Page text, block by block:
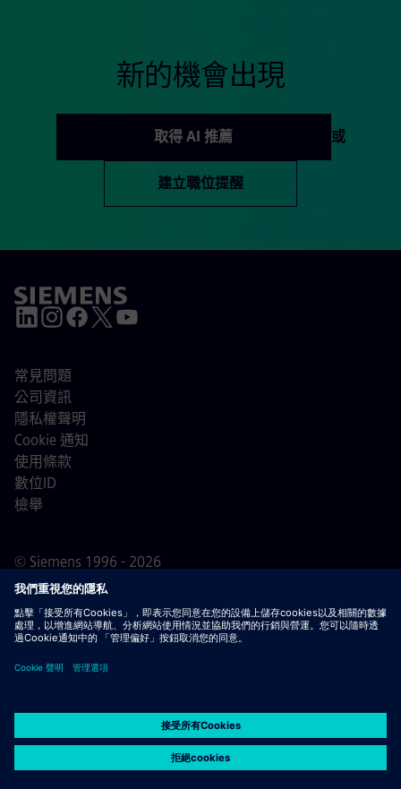
新的機會出現
取得 AI 推薦 或
建立職位提醒
© Siemens 1996 - 2026
常見問題
公司資訊
隱私權聲明
Cookie 通知
使用條款
數位ID
檢舉
重要通知敬告所有求職者，西門子在申請過程的任何階段
會要求提供銀行帳戶資料或個人財務資訊作為錄用保證。同
件，除非您確信該聯絡來自我們正在進行的正式招聘流程中
的專業人員。